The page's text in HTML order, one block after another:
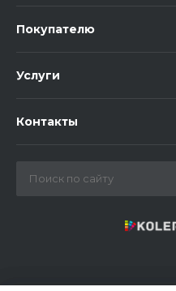
Покупателю
Услуги
Контакты